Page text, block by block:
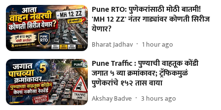
Pune RTO: पुणेकरांसाठी मोठी बातमी!
'MH 12 ZZ' नंतर गाड्यांवर कोणती सिरीज
येणार?
Bharat Jadhav 1 hour ago
Pune Traffic : पुण्याची वाहतूक कोंडी
जगात ५ व्या क्रमांकावर; ट्रॅफिकमुळं
पुणेकरांचे १५२ तास वाया
Akshay Badve 3 hours ago